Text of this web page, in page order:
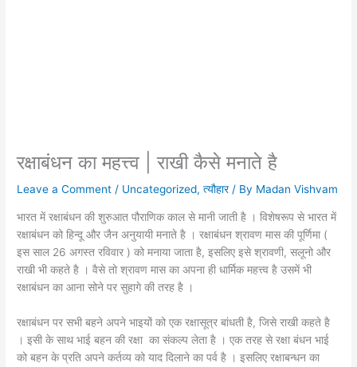
रक्षाबंधन का महत्त्व | राखी कैसे मनाते है
Leave a Comment / Uncategorized,त्यौहार/ By Madan Vishvam
भारत में रक्षाबंधन की शुरुआत पौराणिक काल से मानी जाती है । विशेषरूप से भारत में
रक्षाबंधन को हिन्दू और जैन अनुयायी मनाते है । रक्षाबंधन श्रावण मास की पूर्णिमा (
इस साल 26 अगस्त रविवार ) को मनाया जाता है, इसलिए इसे श्रावणी, सलूनो और
राखी भी कहते है । वैसे तो श्रावण मास का अपना ही धार्मिक महत्त्व है उसमें भी
रक्षाबंधन का आना सोने पर सुहागे की तरह है ।
रक्षाबंधन पर सभी बहने अपने भाइयों को एक रक्षासूत्र बांधती है, जिसे राखी कहते है
। इसी के साथ भाई बहन की रक्षा का संकल्प लेता है । एक तरह से रक्षा बंधन भाई
को बहन के प्रति अपने कर्तव्य को याद दिलाने का पर्व है । इसलिए रक्षाबन्धन का